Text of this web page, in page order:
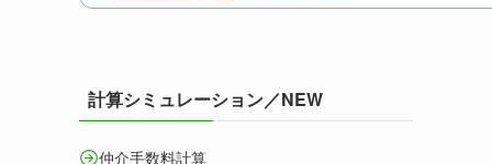
計算シミュレーション／NEW
仲介手数料計算